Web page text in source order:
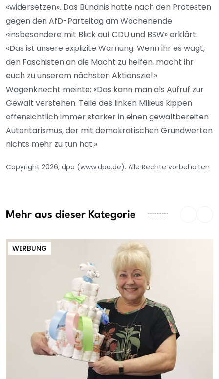
«widersetzen». Das Bündnis hatte nach den Protesten
gegen den AfD-Parteitag am Wochenende
«insbesondere mit Blick auf CDU und BSW» erklärt:
«Das ist unsere explizite Warnung: Wenn ihr es wagt,
den Faschisten an die Macht zu helfen, macht ihr
euch zu unserem nächsten Aktionsziel.»
Wagenknecht meinte: «Das kann man als Aufruf zur
Gewalt verstehen. Teile des linken Milieus kippen
offensichtlich immer stärker in einen gewaltbereiten
Autoritarismus, der mit demokratischen Grundwerten
nichts mehr zu tun hat.»
Copyright 2026, dpa (www.dpa.de). Alle Rechte vorbehalten
Mehr aus dieser Kategorie
WERBUNG